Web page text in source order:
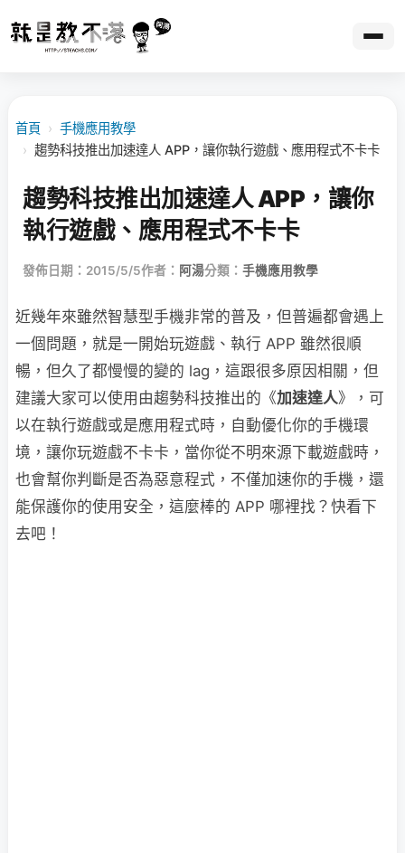
首頁 › 手機應用教學
› 趨勢科技推出加速達人 APP，讓你執行遊戲、應用程式不卡卡
趨勢科技推出加速達人 APP，讓你
執行遊戲、應用程式不卡卡
發佈日期：2015/5/5作者： 阿湯分類： 手機應用教學
近幾年來雖然智慧型手機非常的普及，但普遍都會遇上
一個問題，就是一開始玩遊戲、執行 APP 雖然很順
暢，但久了都慢慢的變的 lag，這跟很多原因相關，但
建議大家可以使用由趨勢科技推出的《加速達人》，可
以在執行遊戲或是應用程式時，自動優化你的手機環
境，讓你玩遊戲不卡卡，當你從不明來源下載遊戲時，
也會幫你判斷是否為惡意程式，不僅加速你的手機，還
能保護你的使用安全，這麼棒的 APP 哪裡找？快看下
去吧！